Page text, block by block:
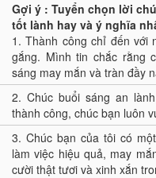
Gợi ý : Tuyển chọn lời
tốt lành hay và ý nghĩa
1.Thành công chỉ đến với
gắng. Mình tin chắc rằng
sáng may mắn và tràn đầy
2. Chúc buổi sáng an
thành công, chúc bạn luôn
3. Chúc bạn của tôi có
làm việc hiệu quả, may
cười thật tươi và xinh xắn